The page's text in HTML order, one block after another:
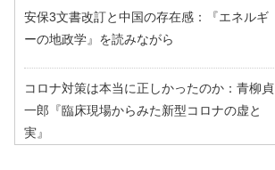
安保3文書改訂と中国の存在感：『エネルギ
ーの地政学』を読みながら
コロナ対策は本当に正しかったのか：青柳貞
一郎『臨床現場からみた新型コロナの虚と
実』